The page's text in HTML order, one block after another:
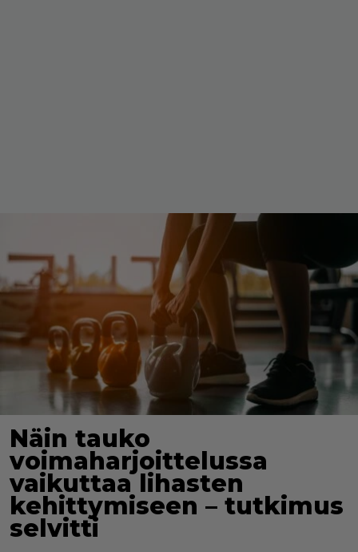
Näin tauko
voimaharjoittelussa
vaikuttaa lihasten
kehittymiseen – tutkimus
selvitti